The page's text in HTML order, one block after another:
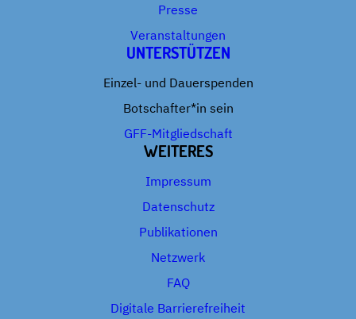
Presse
Veranstaltungen
UNTERSTÜTZEN
Einzel- und Dauerspenden
Botschafter*in sein
GFF-Mitgliedschaft
WEITERES
Impressum
Datenschutz
Publikationen
Netzwerk
FAQ
Digitale Barrierefreiheit